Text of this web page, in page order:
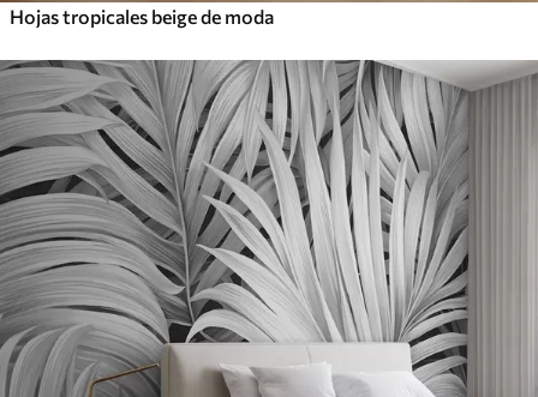
Hojas tropicales beige de moda